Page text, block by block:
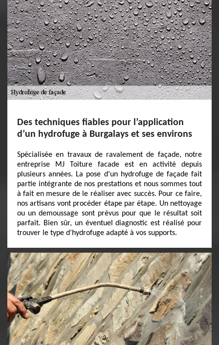
Des techniques fiables pour l’application
d’un hydrofuge à Burgalays et ses environs
Spécialisée en travaux de ravalement de façade, notre
entreprise MJ Toiture facade est en activité depuis
plusieurs années. La pose d’un hydrofuge de façade fait
partie intégrante de nos prestations et nous sommes tout
à fait en mesure de le réaliser avec succès. Pour ce faire,
nos artisans vont procéder étape par étape. Un nettoyage
ou un demoussage sont prévus pour que le résultat soit
parfait. Bien sûr, un éventuel diagnostic est réalisé pour
trouver le type d’hydrofuge adapté à vos supports.